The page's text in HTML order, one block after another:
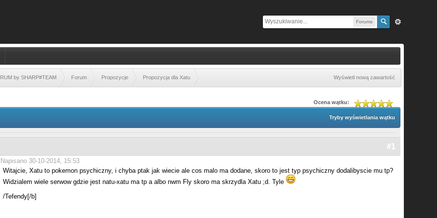
Forums
by SHARP#TEAM Forum Propozycje Propozycja dla Xatu Wyświetl nową zawartość
Ocena wątku:
Tryby wyświetlania wątku
#1
Napisano 30-10-2014, 15:53
Witajcie, Xatu to pokemon psychiczny, i chyba ptak jak wiecie ale cos malo ma dodane, skoro to jest typ psychiczny dodalibyscie mu tp?
Widzialem wiele serwow gdzie jest natu-xatu ma tp a albo nwm Fly skoro ma skrzydla Xatu ;d. Tyle
/Tefendy[/b]